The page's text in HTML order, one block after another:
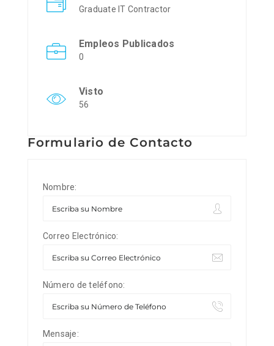
Graduate IT Contractor
Empleos Publicados
0
Visto
56
Formulario de Contacto
Nombre:
Correo Electrónico:
Número de teléfono:
Mensaje: